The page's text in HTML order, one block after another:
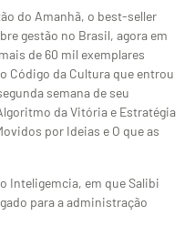
do Amanhã, o best-seller
gestão no Brasil, agora em
de 60 mil exemplares
Código da Cultura que entrou
semana de seu
da Vitória e Estratégia
por Ideias e O que as
Inteligemcia, em que Salibi
para a administração